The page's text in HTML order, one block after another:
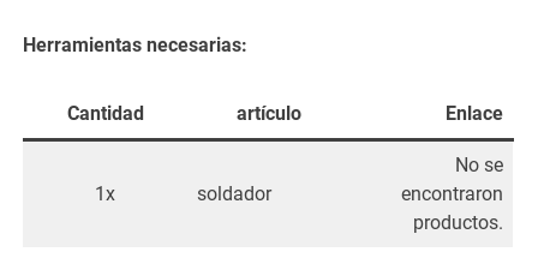
Herramientas necesarias:
Cantidad artículo Enlace
1x soldador
No se
encontraron
productos.